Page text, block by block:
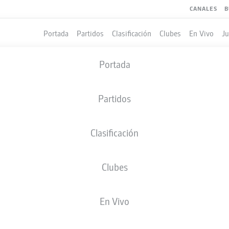
CANALES
Portada Partidos Clasificación Clubes En Vivo
Portada
Partidos
Clasificación
Clubes
En Vivo